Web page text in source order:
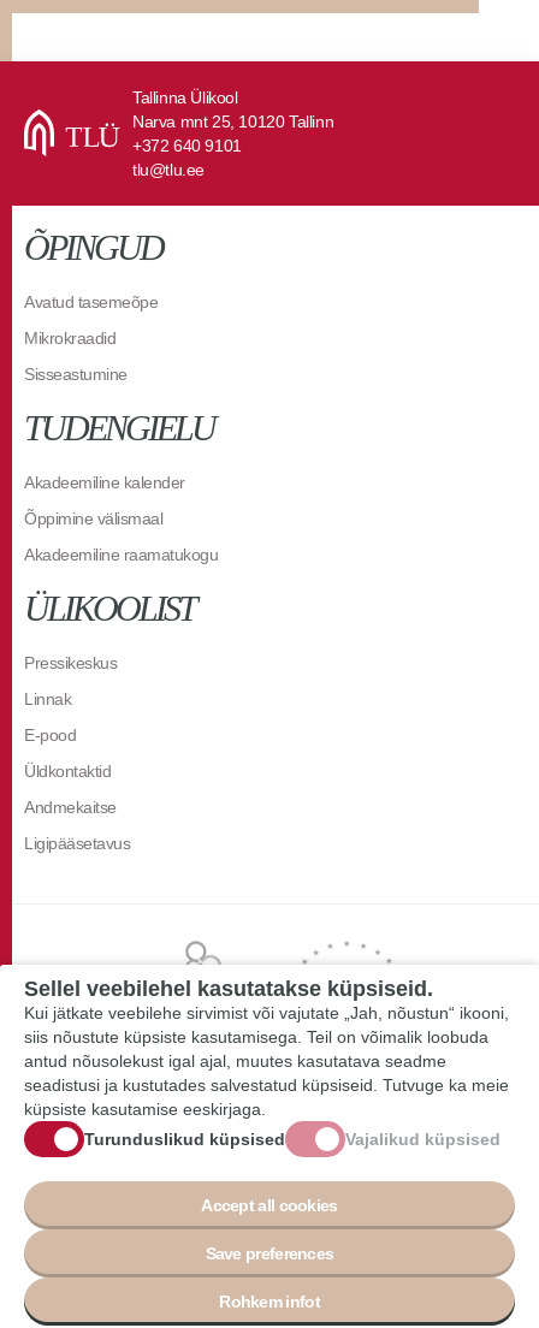
Tallinna Ülikool
Narva mnt 25, 10120 Tallinn
+372 640 9101
tlu@tlu.ee
ÕPINGUD
Avatud tasemeõpe
Mikrokraadid
Sisseastumine
TUDENGIELU
Akadeemiline kalender
Õppimine välismaal
Akadeemiline raamatukogu
ÜLIKOOLIST
Pressikeskus
Linnak
E-pood
Üldkontaktid
Andmekaitse
Ligipääsetavus
Sellel veebilehel kasutatakse küpsiseid.
Kui jätkate veebilehe sirvimist või vajutate „Jah, nõustun“ ikooni,
siis nõustute küpsiste kasutamisega. Teil on võimalik loobuda
antud nõusolekust igal ajal, muutes kasutatava seadme
seadistusi ja kustutades salvestatud küpsiseid. Tutvuge ka meie
küpsiste kasutamise eeskirjaga.
Turunduslikud küpsised
Vajalikud küpsised
Accept all cookies
Save preferences
Rohkem infot